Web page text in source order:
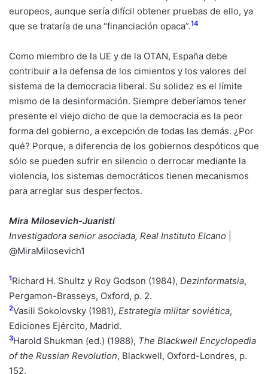
europeos, aunque sería difícil obtener pruebas de ello, ya
que se trataría de una “financiación opaca”.14
Como miembro de la UE y de la OTAN, España debe
contribuir a la defensa de los cimientos y los valores del
sistema de la democracia liberal. Su solidez es el límite
mismo de la desinformación. Siempre deberíamos tener
presente el viejo dicho de que la democracia es la peor
forma del gobierno, a excepción de todas las demás. ¿Por
qué? Porque, a diferencia de los gobiernos despóticos que
sólo se pueden sufrir en silencio o derrocar mediante la
violencia, los sistemas democráticos tienen mecanismos
para arreglar sus desperfectos.
Mira Milosevich-Juaristi
Investigadora senior asociada, Real Instituto Elcano
@MiraMilosevich1
1Richard H. Shultz y Roy Godson (1984), Dezinformatsia,
Pergamon-Brasseys, Oxford, p. 2.
2Vasili Sokolovsky (1981), Estrategia militar soviética,
Ediciones Ejército, Madrid.
3Harold Shukman (ed.) (1988), The Blackwell Encyclopedia
of the Russian Revolution, Blackwell, Oxford-Londres, p.
152.